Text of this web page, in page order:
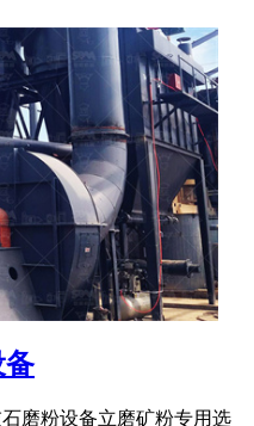
备
磨粉设备立磨矿粉专用选